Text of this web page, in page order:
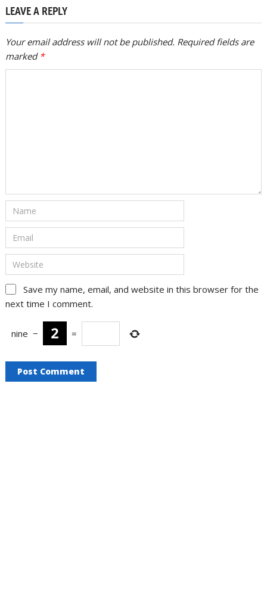
LEAVE A REPLY
Your email address will not be published. Required fields are
marked *
Save my name, email, and website in this browser for the
next time I comment.
nine − =